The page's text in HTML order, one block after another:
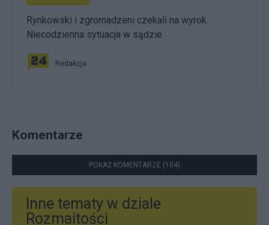
Rynkowski i zgromadzeni czekali na wyrok.
Niecodzienna sytuacja w sądzie
Redakcja
Komentarze
POKAŻ KOMENTARZE (104)
Inne tematy w dziale
Rozmaitości